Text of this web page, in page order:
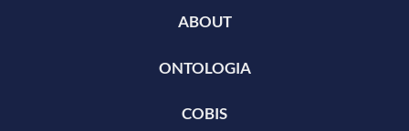
ABOUT
ONTOLOGIA
COBIS